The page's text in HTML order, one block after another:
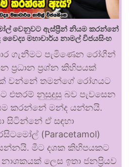
වෙනුවට ඇස්ප්‍රීන් නියම කරන්නේ
මහාචාර්ය නාමල් විජයසිංහ
ගැනීමට පැමිණෙන රෝගීන්
ප්‍රශ්න කිහිපයක්
වන්නේ තමන්ගේ රෝගයට
එතරම් නුසුදුසු බව පැවසෙන
කරන්නේ මන්ද යන්නයි.
සිටින්නේ ඒ සඳහා
(Paracetamol)
මීට දශක කිහිපයකට
නාශකයක් ලෙස ඉතා ජනප්‍රියව